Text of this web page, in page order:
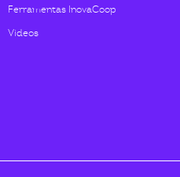
Ferramentas InovaCoop
Videos